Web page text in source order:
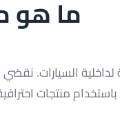
ما هو
لداخلية السيارات.
منتجات